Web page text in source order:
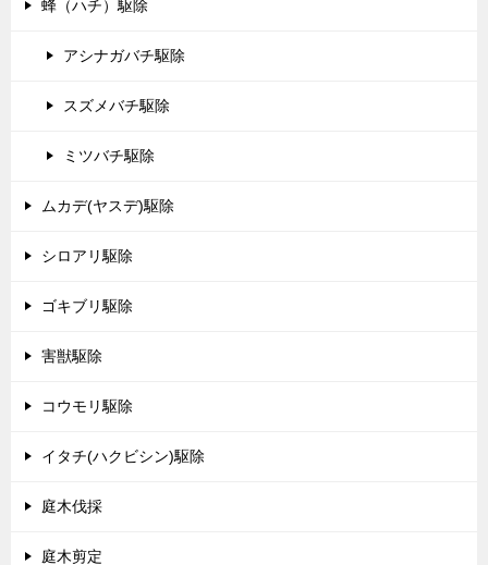
蜂（ハチ）駆除
アシナガバチ駆除
スズメバチ駆除
ミツバチ駆除
ムカデ(ヤスデ)駆除
シロアリ駆除
ゴキブリ駆除
害獣駆除
コウモリ駆除
イタチ(ハクビシン)駆除
庭木伐採
庭木剪定